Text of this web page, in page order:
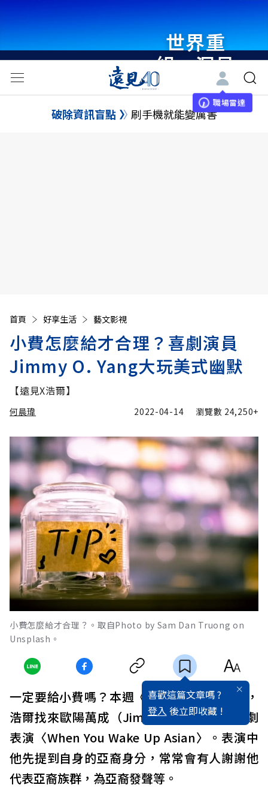
世界重
組・洞見
未來 與
世界領袖
職場雷達
破除資訊盲點 刷手機就能變厲害
首頁 好享生活 藝文影視
小費怎麼給才合理？喜劇演員
Jimmy O. Yang大玩美式幽默
【遠見X浩爾】
何晨瑋 2022-04-14 瀏覽數 24,250+
小費怎麼給才合理？。取自Photo by Sam Dan Truong on
Unsplash。
喜歡這篇文章嗎 ?
登入 後立即收藏 !
一定要給小費嗎？本週《英語溝通小學堂》，
浩爾找來歐陽萬成（Jimmy O. Yang）的喜劇
表演〈When You Wake Up Asian〉。表演中
他先提到自身的亞裔身分，常常會有人謝謝他
代表亞裔族群，為亞裔發聲等。